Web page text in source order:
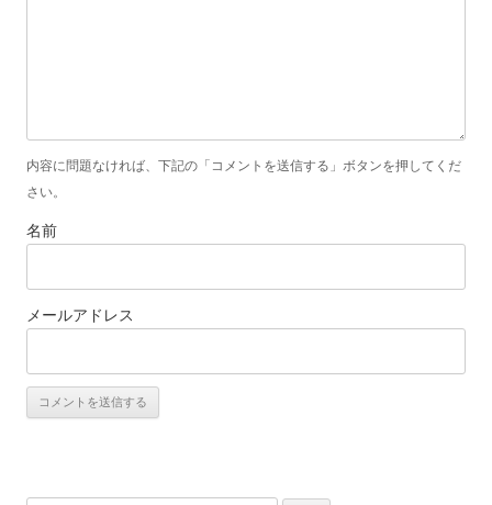
内容に問題なければ、下記の「コメントを送信する」ボタンを押してくだ
さい。
名前
メールアドレス